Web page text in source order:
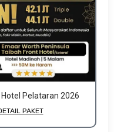
Pelataran 2026
PAKET